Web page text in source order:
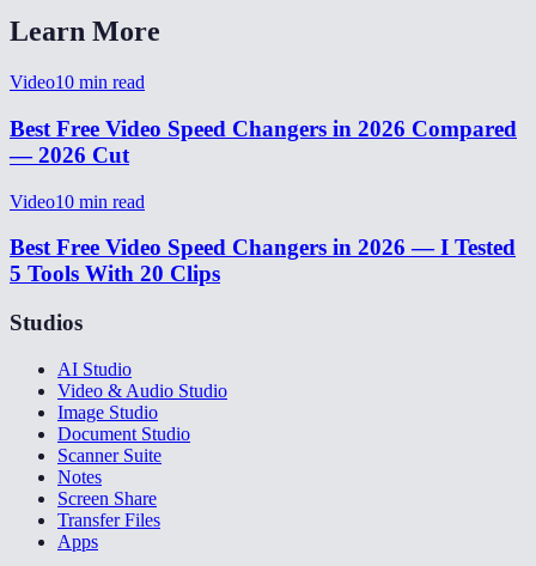
Learn More
Video10 min read
Best Free Video Speed Changers in 2026 Compared
— 2026 Cut
Video10 min read
Best Free Video Speed Changers in 2026 — I Tested
5 Tools With 20 Clips
Studios
AI Studio
Video & Audio Studio
Image Studio
Document Studio
Scanner Suite
Notes
Screen Share
Transfer Files
Apps